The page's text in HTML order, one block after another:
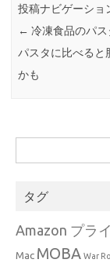
投稿ナビゲーショ
← 冷凍食品のパ
パスタに比べると
かも
索:
タグ
Amazon プラ
Mac MOBA War